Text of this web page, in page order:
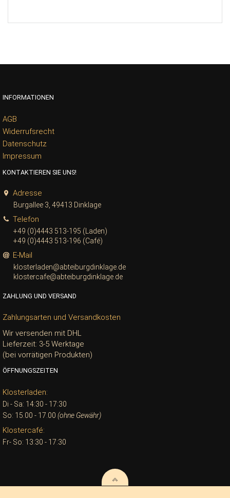
INFORMATIONEN
AGB
Widerrufsrecht
Datenschutz
Impressum
KONTAKTIEREN SIE UNS!
Adresse
Burgallee 3, 49413 Dinklage
Telefon
+49 (0)4443 513-195 (Laden)
+49 (0)4443 513-196 (Café)
E-Mail
klosterladen@abteiburgdinklage.de
klostercafe@abteiburgdinklage.de
ZAHLUNG UND VERSAND
Zahlungsarten und Versandkosten
Wir versenden mit DHL
Lieferzeit: 3-5 Werktage
(bei vorrätigen Produkten)
ÖFFNUNGSZEITEN
Klosterladen:
Di - Sa: 14:30 - 17:30
So: 15.00 - 17.00 (ohne Gewähr)
Klostercafé:
Fr- So: 13:30 - 17:30